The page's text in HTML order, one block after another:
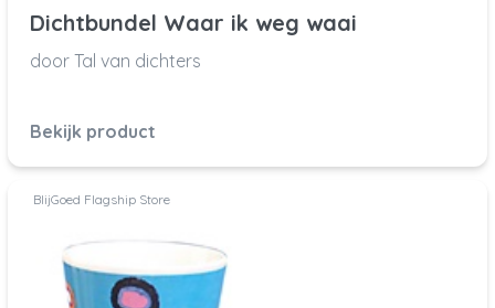
Dichtbundel Waar ik weg waai
door Tal van dichters
Bekijk product
BlijGoed Flagship Store